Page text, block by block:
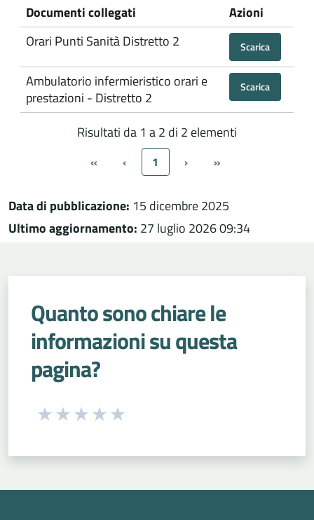
Documenti collegati
Azioni
Orari Punti Sanità Distretto 2
Scarica
Ambulatorio infermieristico orari e
prestazioni - Distretto 2
Scarica
Risultati da 1 a 2 di 2 elementi
« ‹ 1 › »
Data di pubblicazione: 15 dicembre 2025
Ultimo aggiornamento: 27 luglio 2026 09:34
Quanto sono chiare le
informazioni su questa
pagina?
Seleziona una valutazione da 1 a 5 stelle